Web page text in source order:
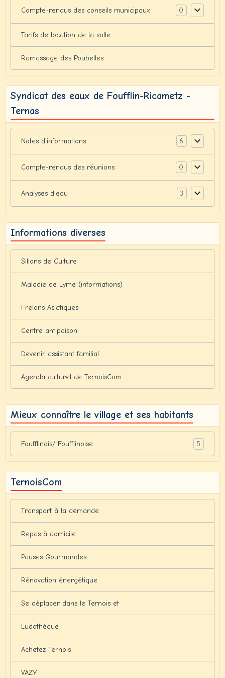
Compte-rendus des conseils municipaux 0
Tarifs de location de la salle
Ramassage des Poubelles
Syndicat des eaux de Foufflin-Ricametz -
Ternas
Notes d'informations 6
Compte-rendus des réunions 0
Analyses d'eau 3
Informations diverses
Sillons de Culture
Maladie de Lyme (informations)
Frelons Asiatiques
Centre antipoison
Devenir assistant familial
Agenda culturel de TernoisCom
Mieux connaître le village et ses habitants
Foufflinois/ Foufflinoise 5
TernoisCom
Transport à la demande
Repas à domicile
Pauses Gourmandes
Rénovation énergétique
Se déplacer dans le Ternois et
Ludothèque
Achetez Ternois
VAZY